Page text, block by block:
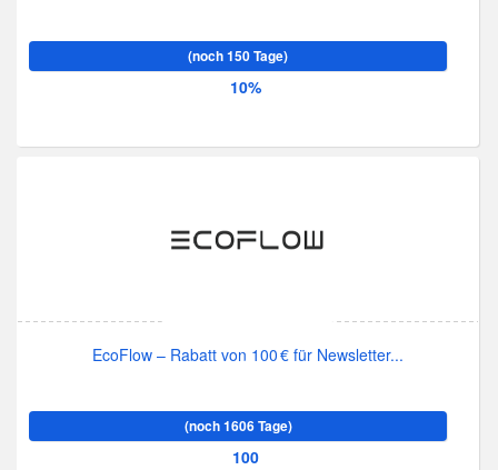
(noch 150 Tage)
10%
EcoFlow – Rabatt von 100 € für Newsletter...
(noch 1606 Tage)
100